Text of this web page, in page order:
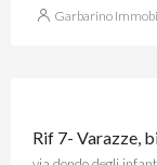
Garbarino